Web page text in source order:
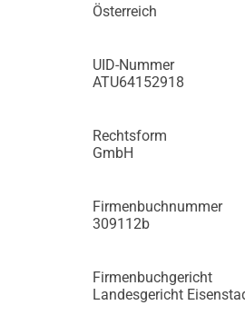
Österreich
UID-Nummer
ATU64152918
Rechtsform
GmbH
Firmenbuchnummer
309112b
Firmenbuchgericht
Landesgericht